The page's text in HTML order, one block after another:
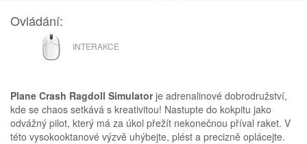
Ovládání:
MYŠ
INTERAKCE
Plane Crash Ragdoll Simulatorje adrenalinové dobrodružství,
kde se chaos setkává s kreativitou! Nastupte do kokpitu jako
odvážný pilot, který má za úkol přežít nekonečnou příval raket. V
této vysokooktanové výzvě uhýbejte, plést a precizně oplácejte.